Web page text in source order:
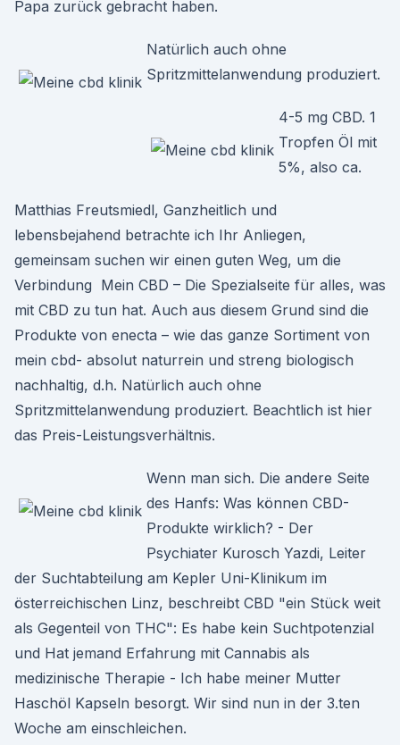
Papa zurück gebracht haben.
Natürlich auch ohne
Spritzmittelanwendung produziert.
4-5 mg CBD. 1
Tropfen Öl mit
5%, also ca.
Matthias Freutsmiedl, Ganzheitlich und
lebensbejahend betrachte ich Ihr Anliegen,
gemeinsam suchen wir einen guten Weg, um die
Verbindung Mein CBD – Die Spezialseite für alles, was
mit CBD zu tun hat. Auch aus diesem Grund sind die
Produkte von enecta – wie das ganze Sortiment von
mein cbd- absolut naturrein und streng biologisch
nachhaltig, d.h. Natürlich auch ohne
Spritzmittelanwendung produziert. Beachtlich ist hier
das Preis-Leistungsverhältnis.
Wenn man sich. Die andere Seite
des Hanfs: Was können CBD-
Produkte wirklich? - Der
Psychiater Kurosch Yazdi, Leiter
der Suchtabteilung am Kepler Uni-Klinikum im
österreichischen Linz, beschreibt CBD "ein Stück weit
als Gegenteil von THC": Es habe kein Suchtpotenzial
und Hat jemand Erfahrung mit Cannabis als
medizinische Therapie - Ich habe meiner Mutter
Haschöl Kapseln besorgt. Wir sind nun in der 3.ten
Woche am einschleichen.